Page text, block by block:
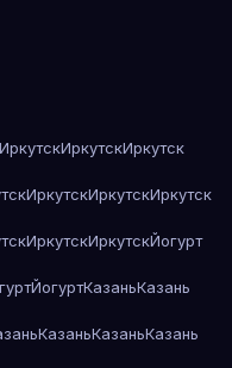
ИркутскИркутскИркутск
ИркутскИркутскИркутск
ИркутскИркутскЙогурт
ЙогуртКазаньКазань
КазаньКазаньКазань